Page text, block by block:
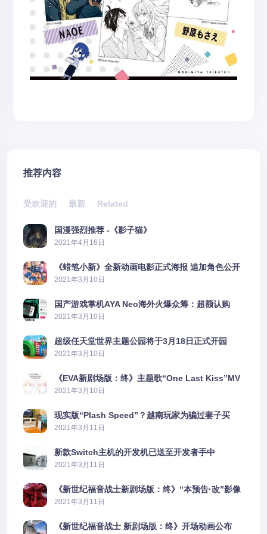
推荐内容
受欢迎的 最新 Related
国漫强烈推荐 -《影子猫》
2021年4月16日
《蜡笔小新》全新动画电影正式海报 追加角色公开
2021年3月10日
国产游戏掌机AYA Neo海外火爆众筹：超额认购
2606%
2021年3月10日
超级任天堂世界主题公园将于3月18日正式开园
2021年3月10日
《EVA新剧场版：终》主题歌“One Last Kiss”MV
公布
2021年3月10日
现实版“Plash Speed”？越南玩家为骗过妻子买
PS5上演好戏
2021年3月11日
新款Switch主机的开发机已送至开发者手中
2021年3月11日
《新世纪福音战士新剧场版：终》“本预告·改”影像
公开
2021年3月11日
《新世纪福音战士 新剧场版：终》开场动画公布